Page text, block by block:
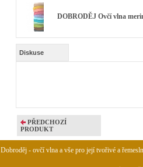
DOBRODĚJ Ovčí vlna
Diskuse
PŘEDCHOZÍ
PRODUKT
Dobroděj - ovčí vlna a vše pro její tvořivé a